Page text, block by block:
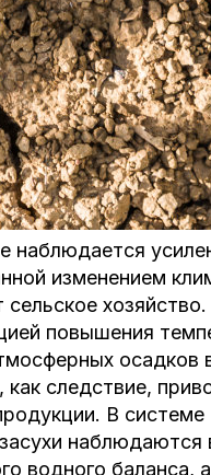
наблюдается
изменением
повышения
осадков
следствие,
В системе
наблюдаются
водного баланса,